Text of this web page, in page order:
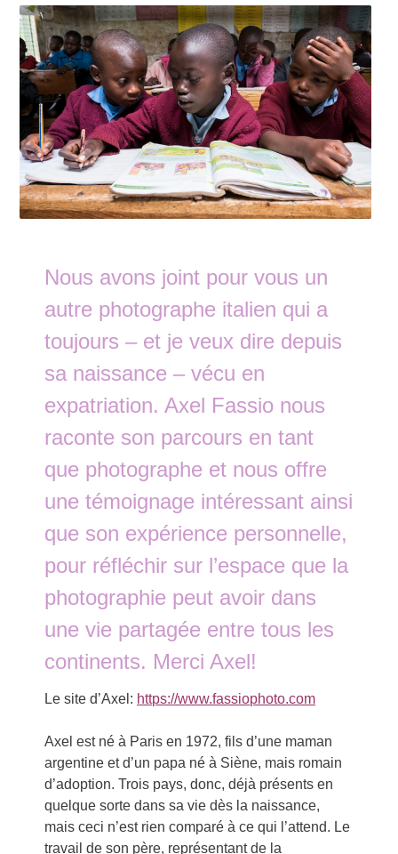
Nous avons joint pour vous un
autre photographe italien qui a
toujours – et je veux dire depuis
sa naissance – vécu en
expatriation. Axel Fassio nous
raconte son parcours en tant
que photographe et nous offre
une témoignage intéressant ainsi
que son expérience personnelle,
pour réfléchir sur l’espace que la
photographie peut avoir dans
une vie partagée entre tous les
continents. Merci Axel!
Le site d’Axel: https://www.fassiophoto.com
Axel est né à Paris en 1972, fils d’une maman
argentine et d’un papa né à Siène, mais romain
d’adoption. Trois pays, donc, déjà présents en
quelque sorte dans sa vie dès la naissance,
mais ceci n’est rien comparé à ce qui l’attend. Le
travail de son père, représentant de la